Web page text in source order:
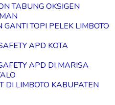
TABUNG OKSIGEN
TOPI PELEK LIMBOTO
APD KOTA
APD DI MARISA
DI LIMBOTO KABUPATEN